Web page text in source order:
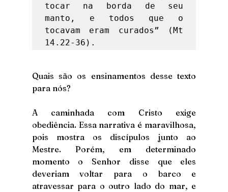
tocar na borda de seu
manto, e todos que o
tocavam eram curados” (Mt
14.22-36).
Quais são os ensinamentos desse texto
para nós?
A caminhada com Cristo exige
obediência. Essa narrativa é maravilhosa,
pois mostra os discípulos junto ao
Mestre. Porém, em determinado
momento o Senhor disse que eles
deveriam voltar para o barco e
atravessar para o outro lado do mar, e